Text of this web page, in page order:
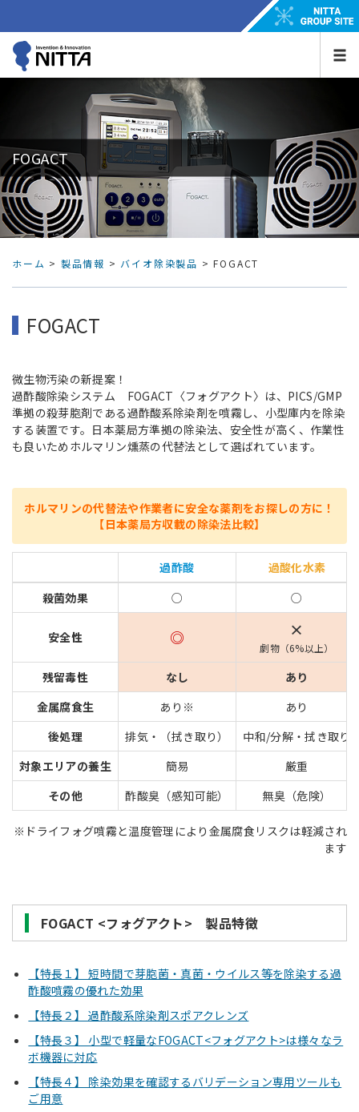
FOGACT
ホーム > 製品情報 > バイオ除染製品 >FOGACT
FOGACT
微生物汚染の新提案！
過酢酸除染システム FOGACT〈フォグアクト〉は、PICS/GMP
準拠の殺芽胞剤である過酢酸系除染剤を噴霧し、小型庫内を除染
する装置です。日本薬局方準拠の除染法、安全性が高く、作業性
も良いためホルマリン燻蒸の代替法として選ばれています。
ホルマリンの代替法や作業者に安全な薬剤をお探しの方に！
【日本薬局方収載の除染法比較】
過酢酸
過酸化水素
殺菌効果
○ ○
安全性 ◎ ×
劇物（6%以上）
残留毒性 なし
あり
金属腐食生
あり※
あり
後処理
排気・（拭き取り）
中和/分解・拭き取り
対象エリアの養生
簡易
厳重
その他
酢酸臭（感知可能） 無臭（危険）
※ドライフォグ噴霧と温度管理により金属腐食リスクは軽減され
ます
FOGACT <フォグアクト> 製品特徴
【特長１】 短時間で芽胞菌・真菌・ウイルス等を除染する過
酢酸噴霧の優れた効果
【特長２】 過酢酸系除染剤スポアクレンズ
【特長３】 小型で軽量なFOGACT<フォグアクト>は様々なラ
ボ機器に対応
【特長４】 除染効果を確認するバリデーション専用ツールも
ご用意